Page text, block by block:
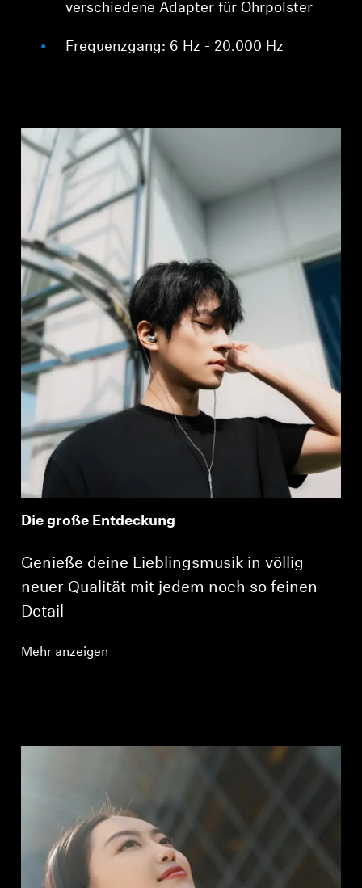
verschiedene Adapter für Ohrpolster
Frequenzgang: 6 Hz - 20.000 Hz
Die große Entdeckung
Genieße deine Lieblingsmusik in völlig
neuer Qualität mit jedem noch so feinen
Detail
Mehr anzeigen